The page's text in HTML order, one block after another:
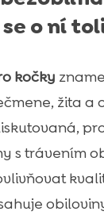
o ní
kočky
žita a
s trávením